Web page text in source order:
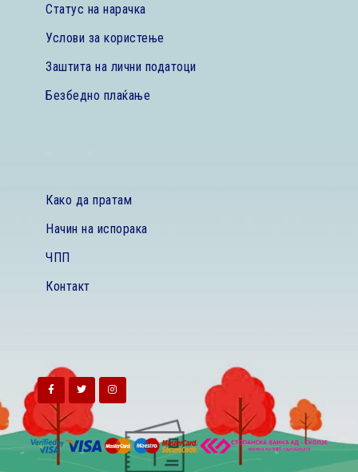
Статус на нарачка
Услови за користење
Заштита на лични податоци
Безбедно плаќање
Како да пратам
Начин на испорака
ЧПП
Контакт